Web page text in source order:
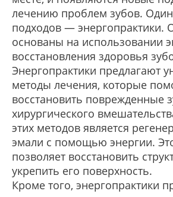
лечению проблем зубов. Один
подходов — энергопрактики.
основаны на использовании
восстановления здоровья
Энергопрактики предлагают
методы лечения, которые
восстановить поврежденные
хирургического
этих методов является
эмали с помощью энергии.
позволяет восстановить
укрепить его поверхность.
Кроме того, энергопрактики